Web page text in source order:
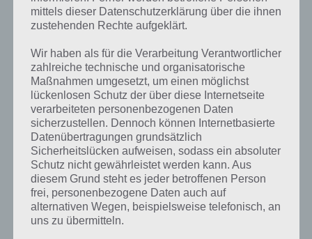
Neben den zahlreichen Missionen und Herausforderungen, die euch
gegen Freunde und andere Spieler antreten. Hierbei ist es natürlich
wichtig ein leistungsstarkes Auto zu haben. Die zahlreichen
Tuningmöglichkeiten sorgen für ein schnelleres Fahrzeug. Allerdings
gibt es auch noch In-App-Käufe, sodass man sich im Multiplayer
Modus schnell einen Vorteil erkaufen kann. Von Pay2Win kann man
aber nicht sprechen.
Trailer zu Road Smash 2
Abschließend haben wir hier noch den offiziellen Trailer zur Android
App Road Smash 2. In diesem sind zwar keine Spieleszenen
mittels dieser Datenschutzerklärung über die ihnen
zustehenden Rechte aufgeklärt.
Wir haben als für die Verarbeitung Verantwortlicher
zahlreiche technische und organisatorische
Maßnahmen umgesetzt, um einen möglichst
lückenlosen Schutz der über diese Internetseite
verarbeiteten personenbezogenen Daten
sicherzustellen. Dennoch können Internetbasierte
Datenübertragungen grundsätzlich
Sicherheitslücken aufweisen, sodass ein absoluter
Schutz nicht gewährleistet werden kann. Aus
diesem Grund steht es jeder betroffenen Person
frei, personenbezogene Daten auch auf
alternativen Wegen, beispielsweise telefonisch, an
uns zu übermitteln.